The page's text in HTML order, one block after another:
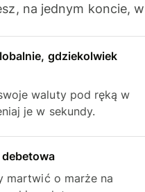
na jednym koncie, w
gdziekolwiek
waluty pod ręką w
je w sekundy.
martwić o marże na